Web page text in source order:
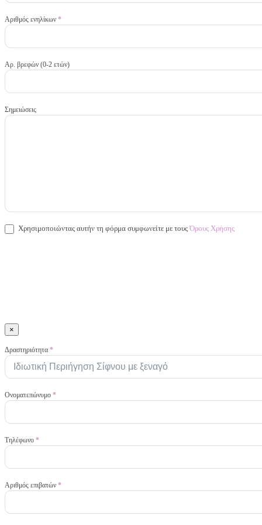
Αριθμός ενηλίκων *
Αρ. βρεφών (0-2 ετών)
Σημειώσεις
Χρησιμοποιώντας αυτήν τη φόρμα συμφωνείτε με τουςΌρους Χρήσης
×
Activities
GR
Δραστηριότητα *
Ονοματεπώνυμο *
Τηλέφωνο *
Αριθμός επιβατών *